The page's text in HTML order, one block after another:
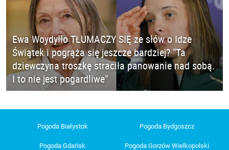
Ewa Woydyłło TŁUMACZY SIĘ ze słów o Idze
Świątek i pogrąża się jeszcze bardziej? "Ta
dziewczyna troszkę straciła panowanie nad sobą.
I to nie jest pogardliwe"
Pogoda Białystok Pogoda Bydgoszcz
Pogoda Gdańsk
Pogoda Gorzów Wielkopolski